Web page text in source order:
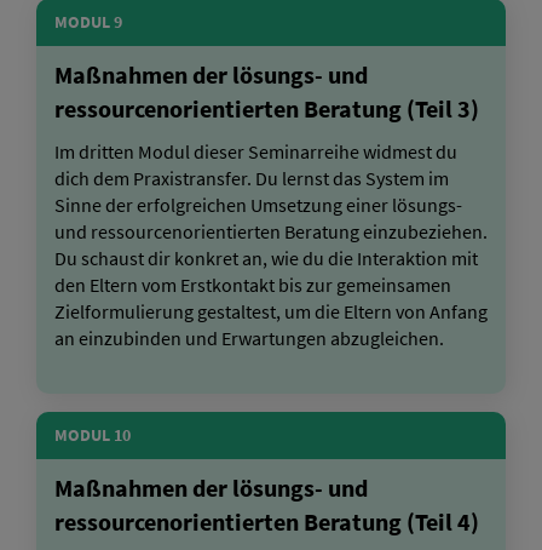
MODUL 9
Maßnahmen der lösungs- und
ressourcenorientierten Beratung (Teil 3)
Im dritten Modul dieser Seminarreihe widmest du
dich dem Praxistransfer. Du lernst das System im
Sinne der erfolgreichen Umsetzung einer lösungs-
und ressourcenorientierten Beratung einzubeziehen.
Du schaust dir konkret an, wie du die Interaktion mit
den Eltern vom Erstkontakt bis zur gemeinsamen
Zielformulierung gestaltest, um die Eltern von Anfang
an einzubinden und Erwartungen abzugleichen.
MODUL 10
Maßnahmen der lösungs- und
ressourcenorientierten Beratung (Teil 4)